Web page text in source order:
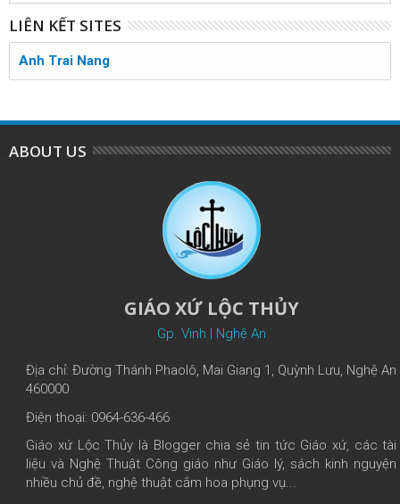
LIÊN KẾT SITES
Anh Trai Nang
ABOUT US
GIÁO XỨ LỘC THỦY
Gp. Vinh | Nghệ An
Địa chỉ: Đường Thánh Phaolô, Mai Giang 1, Quỳnh Lưu, Nghệ An
460000
Điện thoại: 0964-636-466
Giáo xứ Lộc Thủy là Blogger chia sẻ tin tức Giáo xứ, các tài
liệu và Nghệ Thuật Công giáo như Giáo lý, sách kinh nguyện
nhiều chủ đề, nghệ thuật cắm hoa phụng vụ...